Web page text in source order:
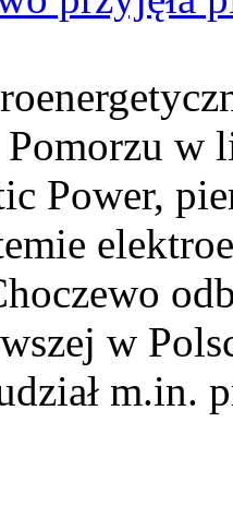
w
Power,
w
m.in.